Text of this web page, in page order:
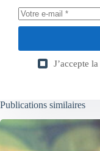
J’accepte la
Publications similaires